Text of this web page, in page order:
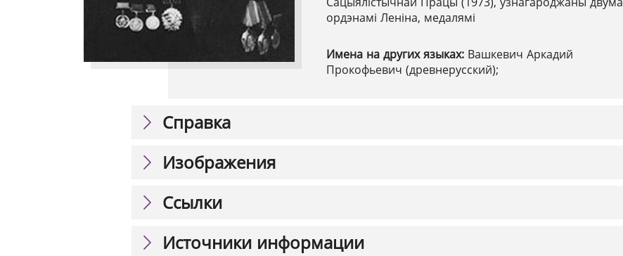
ордэнамі Леніна, медалямі
Имена на других языках: Вашкевич Аркадий
Прокофьевич (древнерусский);
Справка
Изображения
Ссылки
Источники информации